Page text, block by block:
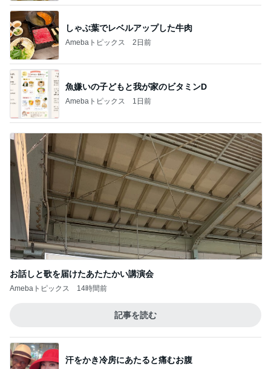
しゃぶ葉でレベルアップした牛肉
Amebaトピックス 2日前
魚嫌いの子どもと我が家のビタミンD
Amebaトピックス 1日前
お話しと歌を届けたあたたかい講演会
Amebaトピックス 14時間前
記事を読む
汗をかき冷房にあたると痛むお腹